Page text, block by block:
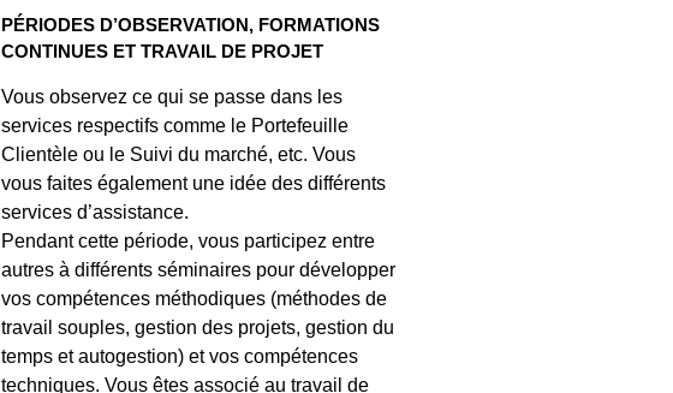
PÉRIODES D’OBSERVATION, FORMATIONS
CONTINUES ET TRAVAIL DE PROJET
Vous observez ce qui se passe dans les
services respectifs comme le Portefeuille
Clientèle ou le Suivi du marché, etc. Vous
vous faites également une idée des différents
services d’assistance.
Pendant cette période, vous participez entre
autres à différents séminaires pour développer
vos compétences méthodiques (méthodes de
travail souples, gestion des projets, gestion du
temps et autogestion) et vos compétences
techniques. Vous êtes associé au travail de